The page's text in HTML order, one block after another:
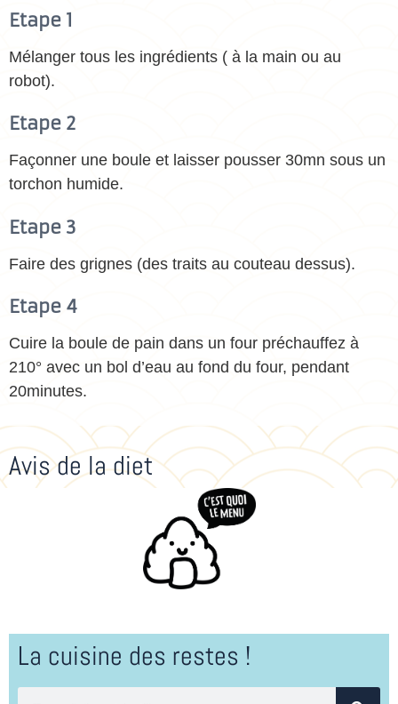
Etape 1
Mélanger tous les ingrédients ( à la main ou au
robot).
Etape 2
Façonner une boule et laisser pousser 30mn sous un
torchon humide.
Etape 3
Faire des grignes (des traits au couteau dessus).
Etape 4
Cuire la boule de pain dans un four préchauffez à
210° avec un bol d’eau au fond du four, pendant
20minutes.
Avis de la diet
La cuisine des restes !